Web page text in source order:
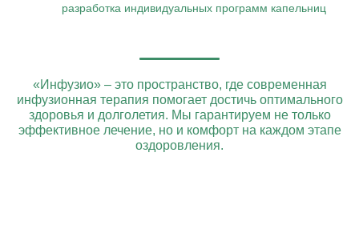
разработка индивидуальных программ капельниц
«Инфузио» – это пространство, где современная
инфузионная терапия помогает достичь оптимального
здоровья и долголетия. Мы гарантируем не только
эффективное лечение, но и комфорт на каждом этапе
оздоровления.